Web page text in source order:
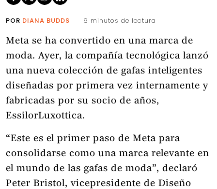
POR DIANA BUDDS 6 minutos de lectura
Meta se ha convertido en una marca de
moda. Ayer, la compañía tecnológica lanzó
una nueva colección de gafas inteligentes
diseñadas por primera vez internamente y
fabricadas por su socio de años,
EssilorLuxottica.
“Este es el primer paso de Meta para
consolidarse como una marca relevante en
el mundo de las gafas de moda”, declaró
Peter Bristol, vicepresidente de Diseño